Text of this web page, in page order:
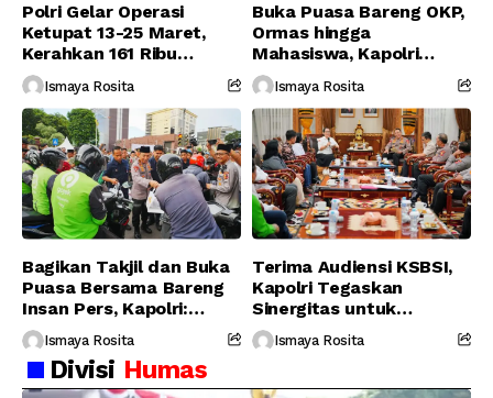
Polri Gelar Operasi
Ketupat 13-25 Maret,
Kerahkan 161 Ribu
Personel Gabungan
Ismaya Rosita
Buka Puasa Bareng OKP,
Ormas hingga
Mahasiswa, Kapolri
Serukan Jaga
Persatuan-Dukung
Program Pemerintah
Ismaya Rosita
Bagikan Takjil dan Buka
Puasa Bersama Bareng
Insan Pers, Kapolri:
Suara Media Suara
Publik
Ismaya Rosita
Terima Audiensi KSBSI,
Kapolri Tegaskan
Sinergitas untuk
Perjuangkan Hak Buruh
Ismaya Rosita
Divisi Humas